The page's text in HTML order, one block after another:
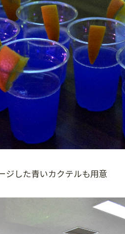
ジした青いカクテルも用意